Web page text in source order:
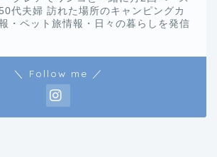
代夫婦 訪れた場所のキャンピングカ
・ペット旅情報・日々の暮らしを発信
＼ Follow me ／